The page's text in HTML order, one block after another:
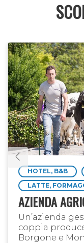
HOTEL, B&B
LATTE,
AZIENDA
Un’azienda
coppia
Borgone e